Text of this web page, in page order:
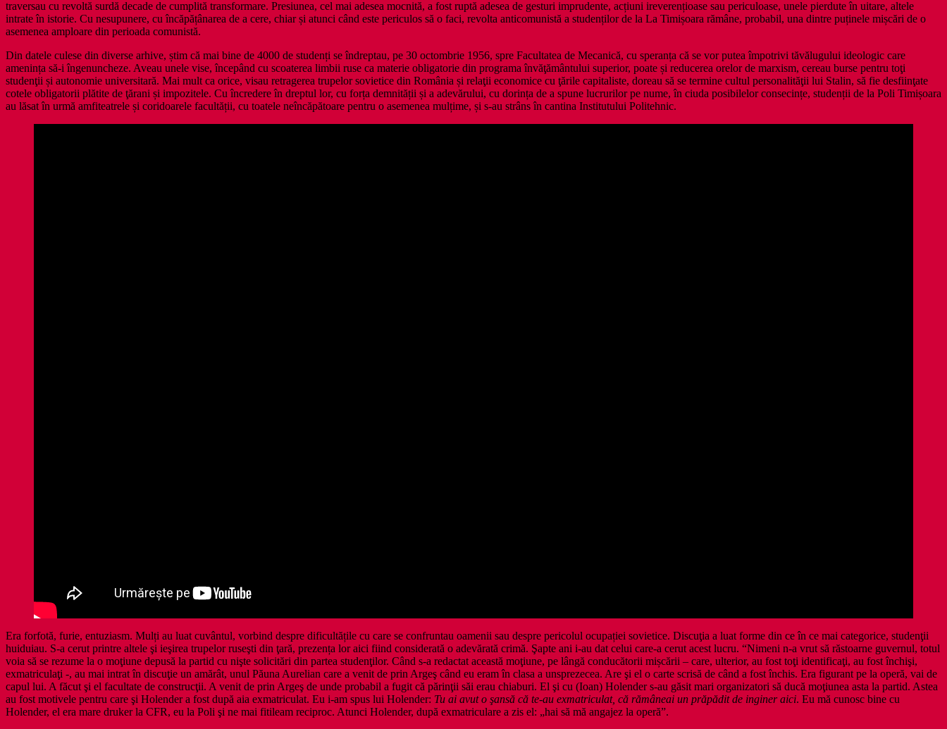
traversau cu revoltă surdă decade de cumplită transformare. Presiunea, cel mai adesea mocnită, a fost ruptă adesea de gesturi imprudente, acțiuni ireverențioase sau periculoase, unele pierdute în uitare, altele
intrate în istorie. Cu nesupunere, cu încăpățânarea de a cere, chiar și atunci când este periculos să o faci, revolta anticomunistă a studenților de la La Timișoara rămâne, probabil, una dintre puținele mișcări de o
asemenea amploare din perioada comunistă.
Din datele culese din diverse arhive, știm că mai bine de 4000 de studenți se îndreptau, pe 30 octombrie 1956, spre Facultatea de Mecanică, cu speranța că se vor putea împotrivi tăvălugului ideologic care
amenința să-i îngenuncheze. Aveau unele vise, începând cu scoaterea limbii ruse ca materie obligatorie din programa învăţământului superior, poate și reducerea orelor de marxism, cereau burse pentru toţi
studenţii și autonomie universitară. Mai mult ca orice, visau retragerea trupelor sovietice din România și relaţii economice cu ţările capitaliste, doreau să se termine cultul personalităţii lui Stalin, să fie desfiinţate
cotele obligatorii plătite de ţărani și impozitele. Cu încredere în dreptul lor, cu forța demnității și a adevărului, cu dorința de a spune lucrurilor pe nume, în ciuda posibilelor consecințe, studenții de la Poli Timișoara
au lăsat în urmă amfiteatrele și coridoarele facultății, cu toatele neîncăpătoare pentru o asemenea mulțime, și s-au strâns în cantina Institutului Politehnic.
Era forfotă, furie, entuziasm. Mulți au luat cuvântul, vorbind despre dificultățile cu care se confruntau oamenii sau despre pericolul ocupației sovietice. Discuţia a luat forme din ce în ce mai categorice, studenţii
huiduiau. S-a cerut printre altele şi ieşirea trupelor ruseşti din ţară, prezența lor aici fiind considerată o adevărată crimă. Şapte ani i-au dat celui care-a cerut acest lucru. “Nimeni n-a vrut să răstoarne guvernul, totul
voia să se rezume la o moţiune depusă la partid cu nişte solicitări din partea studenţilor. Când s-a redactat această moţiune, pe lângă conducătorii mișcării – care, ulterior, au fost toţi identificaţi, au fost închişi,
exmatriculaţi -, au mai intrat în discuţie un amărât, unul Păuna Aurelian care a venit de prin Argeş când eu eram în clasa a unsprezecea. Are şi el o carte scrisă de când a fost închis. Era figurant pe la operă, vai de
capul lui. A făcut şi el facultate de construcţii. A venit de prin Argeş de unde probabil a fugit că părinţii săi erau chiaburi. El şi cu (Ioan) Holender s-au găsit mari organizatori să ducă moţiunea asta la partid. Astea
au fost motivele pentru care şi Holender a fost după aia exmatriculat. Eu i-am spus lui Holender: Tu ai avut o şansă că te-au exmatriculat, că rămâneai un prăpădit de inginer aici. Eu mă cunosc bine cu
Holender, el era mare druker la CFR, eu la Poli şi ne mai fitileam reciproc. Atunci Holender, după exmatriculare a zis el: „hai să mă angajez la operă”.